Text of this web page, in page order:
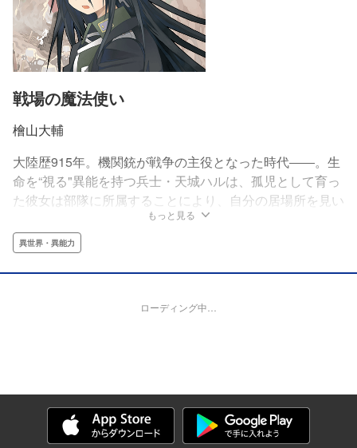
戦場の魔法使い
檜山大輔
大陸歴915年。機関銃が戦争の主役となった時代――。生
命を“視る"異能を持つ兵士・天城ハルは、孤児として育っ
た彼女は部隊に所属することにより、自分の居場所を見い
だしていた。しかし、そんな彼女の背後に敵国の奇襲部隊
が密かに迫り――。
もっと見る
異世界・異能力
ローディング中…